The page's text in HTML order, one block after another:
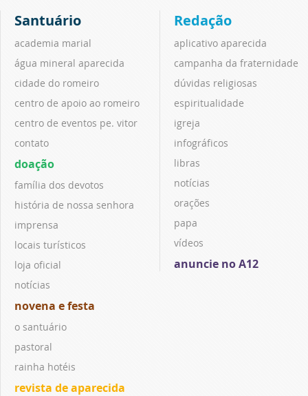
Santuário
academia marial
água mineral aparecida
cidade do romeiro
centro de apoio ao romeiro
centro de eventos pe. vitor
contato
doação
família dos devotos
história de nossa senhora
imprensa
locais turísticos
loja oficial
notícias
novena e festa
o santuário
pastoral
rainha hotéis
revista de aparecida
Redação
aplicativo aparecida
campanha da fraternidade
dúvidas religiosas
espiritualidade
igreja
infográficos
libras
notícias
orações
papa
vídeos
anuncie no A12